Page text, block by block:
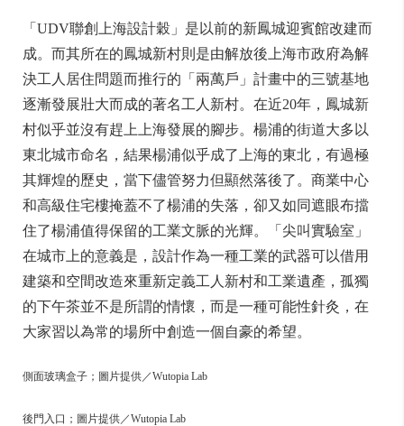
「UDV聯創上海設計穀」是以前的新鳳城迎賓館改建而
成。而其所在的鳳城新村則是由解放後上海市政府為解
決工人居住問題而推行的「兩萬戶」計畫中的三號基地
逐漸發展壯大而成的著名工人新村。在近20年，鳳城新
村似乎並沒有趕上上海發展的腳步。楊浦的街道大多以
東北城市命名，結果楊浦似乎成了上海的東北，有過極
其輝煌的歷史，當下儘管努力但顯然落後了。商業中心
和高級住宅樓掩蓋不了楊浦的失落，卻又如同遮眼布擋
住了楊浦值得保留的工業文脈的光輝。「尖叫實驗室」
在城市上的意義是，設計作為一種工業的武器可以借用
建築和空間改造來重新定義工人新村和工業遺產，孤獨
的下午茶並不是所謂的情懷，而是一種可能性針灸，在
大家習以為常的場所中創造一個自豪的希望。
側面玻璃盒子；圖片提供／Wutopia Lab
後門入口；圖片提供／Wutopia Lab